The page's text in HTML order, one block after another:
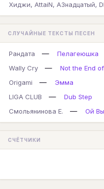
Хиджи, AttaiN, А3надцатый,
СЛУЧАЙНЫЕ ТЕКСТЫ ПЕСЕН
Рандата —
Пелагеюшка
Wally Cry
—
Not the End
Origami
—
Эмма
LIGA CLUB
—
Dub Step
Смольянинова Е.
— Ой
СЧЁТЧИКИ